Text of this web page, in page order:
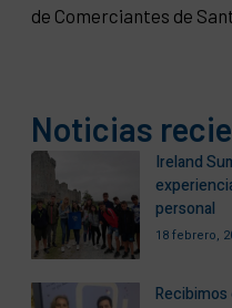
de Comerciantes de
Noticias
Ireland
personal
18 febrero,
Recibimos